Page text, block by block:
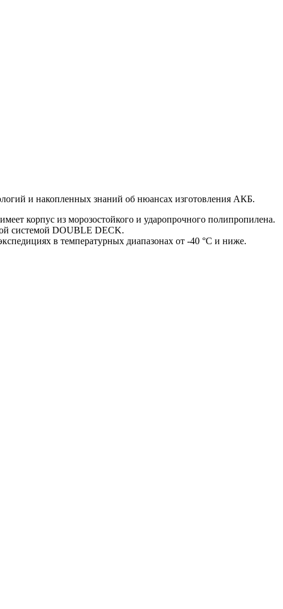
и накопленных знаний об нюансах изготовления АКБ.
корпус из морозостойкого и ударопрочного полипропилена.
системой DOUBLE DECK.
в температурных диапазонах от -40 °C и ниже.